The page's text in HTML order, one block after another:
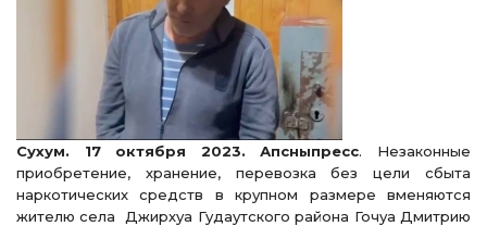
Сухум. 17 октября 2023. Апсныпресс. Незаконные
приобретение, хранение, перевозка без цели сбыта
наркотических средств в крупном размере вменяются
жителю села Джирхуа Гудаутского района Гочуа Дмитрию